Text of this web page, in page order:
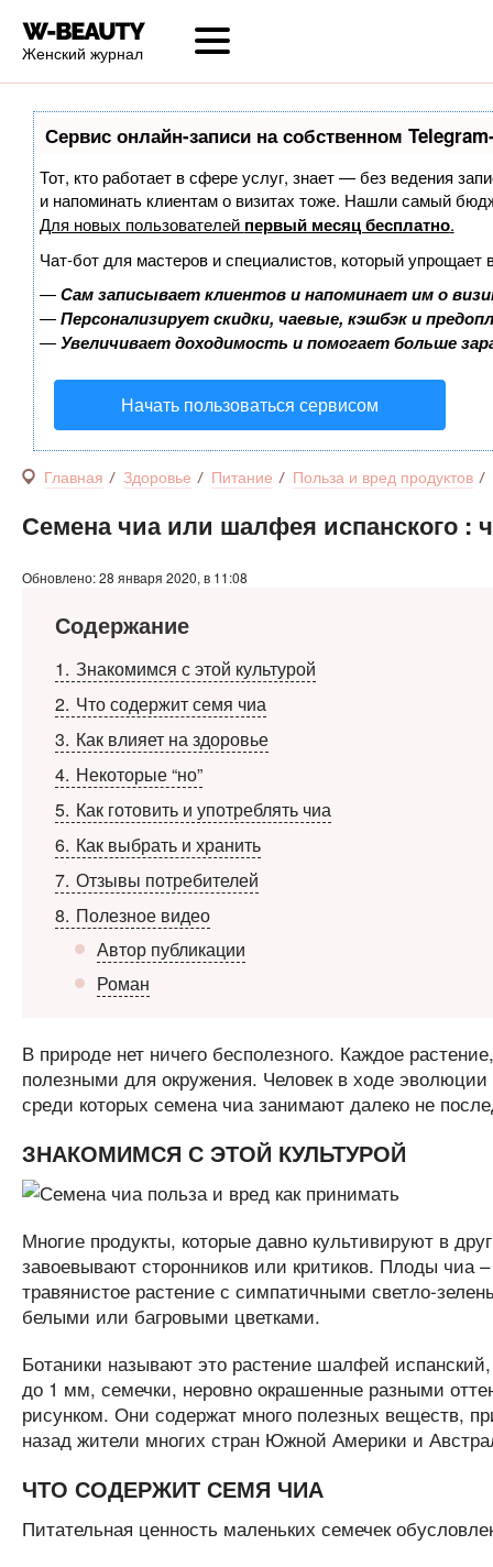
Женский журнал
Сервис онлайн-записи на собственном
Тот, кто работает в сфере услуг, знает — без ведения
и напоминать клиентам о визитах тоже. Нашли самый
Для новых пользователей первый месяц бесплатно.
Чат-бот для мастеров и специалистов, который упрощает
—Сам записывает клиентов и напоминает им о
—Персонализирует скидки, чаевые, кэшбэк и
—Увеличивает доходимость и помогает больше
Начать пользоваться сервисом
Главная Здоровье Питание Польза и вред продуктов
Семена чиа или шалфея испанского :
Обновлено: 28 января 2020, в 11:08
Содержание
1 Знакомимся с этой культурой
2 Что содержит семя чиа
3 Как влияет на здоровье
4 Некоторые “но”
5 Как готовить и употреблять чиа
6 Как выбрать и хранить
7 Отзывы потребителей
8 Полезное видео
Автор публикации
Роман
В природе нет ничего бесполезного. Каждое
полезными для окружения. Человек в ходе
среди которых семена чиа занимают далеко не
ЗНАКОМИМСЯ С ЭТОЙ КУЛЬТУРОЙ
Многие продукты, которые давно культивируют в
завоевывают сторонников или критиков. Плоды чиа
травянистое растение с симпатичными светло-
белыми или багровыми цветками.
Ботаники называют это растение шалфей
до 1 мм, семечки, неровно окрашенные разными
рисунком. Они содержат много полезных веществ,
назад жители многих стран Южной Америки и
ЧТО СОДЕРЖИТ СЕМЯ ЧИА
Питательная ценность маленьких семечек